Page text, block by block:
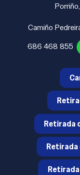
Camiño
686 468 855
Retirada
Retirada